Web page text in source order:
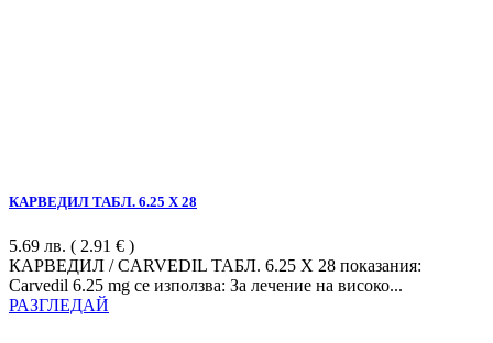
КАРВЕДИЛ ТАБЛ. 6.25 Х 28
5.69 лв. ( 2.91 € )
КАРВЕДИЛ / CARVEDIL ТАБЛ. 6.25 Х 28 показания:
Carvedil 6.25 mg се използва: За лечение на високо...
РАЗГЛЕДАЙ